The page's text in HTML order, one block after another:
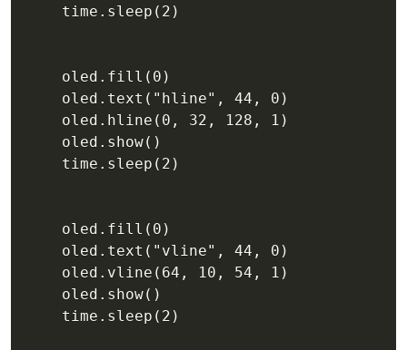
    time.sleep(2)
    oled.fill(0)
    oled.text("hline", 44, 0)
    oled.hline(0, 32, 128, 1)
    oled.show()
    time.sleep(2)
    oled.fill(0)
    oled.text("vline", 44, 0)
    oled.vline(64, 10, 54, 1)
    oled.show()
    time.sleep(2)